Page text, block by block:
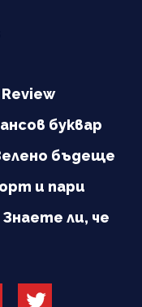
Review
буквар
бъдеще
и пари
Знаете ли, че